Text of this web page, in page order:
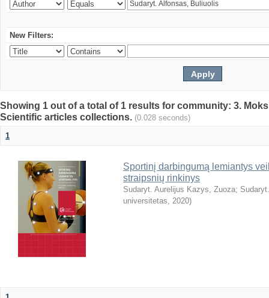
New Filters:
Showing 1 out of a total of 1 results for community: 3.
Scientific articles collections. (0.028 seconds)
1
Sportinį darbingumą lemiantys
straipsnių rinkinys
Sudaryt. Aurelijus Kazys, Zuoza;
universitetas, 2020)